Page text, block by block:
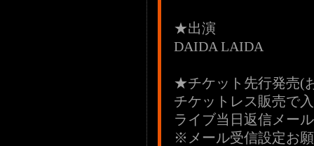
★出演
DAIDA LAIDA
★チケット先行発売(
チケットレス販売で
ライブ当日返信メー
※メール受信設定お